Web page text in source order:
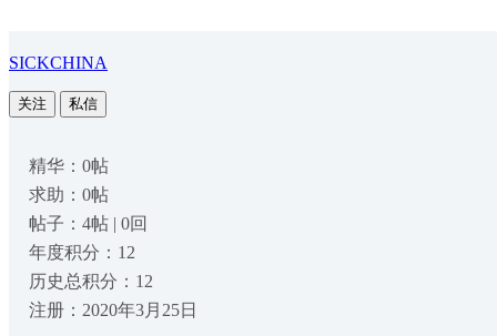
SICKCHINA
关注 私信
精华：0帖
求助：0帖
帖子：4帖 | 0回
年度积分：12
历史总积分：12
注册：2020年3月25日